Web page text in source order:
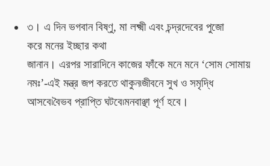
৩। এ দিন ভগবান বিষ্ণু, মা লক্ষ্মী এবং চন্দ্রদেবের পুজো
করে মনের ইচ্ছার কথা
জানান। এরপর সারাদিনে কাজের ফাঁকে মনে মনে ‘সোম সোমায়
নমঃ’-এই মন্ত্র জপ করতে থাকুন৷জীবনে সুখ ও সমৃদ্ধি
আসবে৷বৈভব প্রাপ্তি ঘটবে৷মনবাঞ্ছা পূর্ণ হবে।